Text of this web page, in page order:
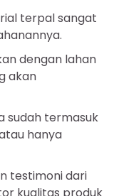
terpal sangat
dengan lahan
akan
sudah termasuk
hanya
testimoni dari